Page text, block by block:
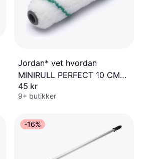
Jordan* vet hvordan
MINIRULL PERFECT 10 CM
JEVNE U.LA Rulle
45 kr
9+ butikker
-16%